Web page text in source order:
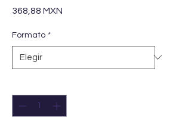
368,88 MXN
Formato *